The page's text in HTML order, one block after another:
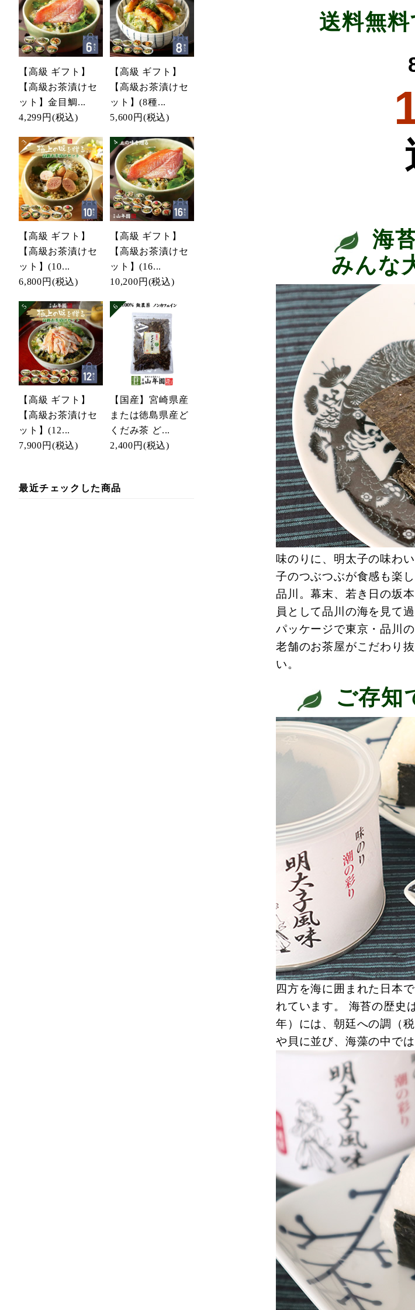
【高級 ギフト】
【高級お茶漬けセ
ット】金目鯛...
4,299円 (税込)
【高級 ギフト】
【高級お茶漬けセ
ット】(8種...
5,600円 (税込)
【高級 ギフト】
【高級お茶漬けセ
ット】(10...
6,800円 (税込)
【高級 ギフト】
【高級お茶漬けセ
ット】(16...
10,200円 (税込)
【高級 ギフト】
【高級お茶漬けセ
ット】(12...
7,900円 (税込)
【国産】宮崎県産
または徳島県産ど
くだみ茶 ど...
2,400円 (税込)
最近チェックした商品
送料無料
海
みんな
味のりに、明太子の味わ
子のつぶつぶが食感も楽
品川。幕末、若き日の坂
員として品川の海を見て
パッケージで東京・品川
老舗のお茶屋がこだわり
い。
ご存知
四方を海に囲まれた日本
れています。 海苔の歴史
年）には、朝廷への調（
や貝に並び、海藻の中で